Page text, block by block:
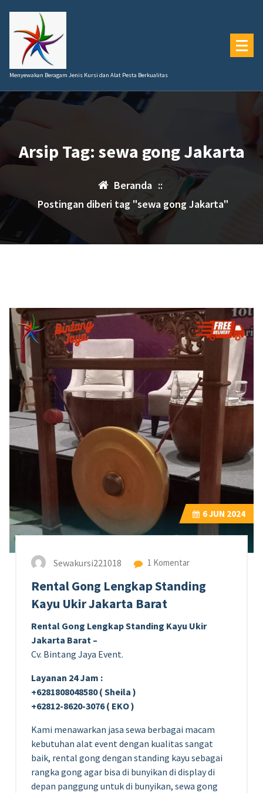
konten
Menyewakan Beragam Jenis Kursi dan Alat Pesta Berkualitas
Arsip Tag: sewa gong Jakarta
Beranda ::
Postingan diberi tag "sewa gong Jakarta"
6JUN 2024
Sewakursi221018 1 Komentar
Rental Gong Lengkap Standing
Kayu Ukir Jakarta Barat
Rental Gong Lengkap Standing Kayu Ukir
Jakarta Barat –
Cv. Bintang Jaya Event.
Layanan 24 Jam :
+6281808048580 ( Sheila )
+62812-8620-3076 ( EKO )
Kami menawarkan jasa sewa berbagai macam
kebutuhan alat event dengan kualitas sangat
baik, rental gong dengan standing kayu sebagai
rangka gong agar bisa di bunyikan di display di
depan panggung untuk di bunyikan, sewa gong